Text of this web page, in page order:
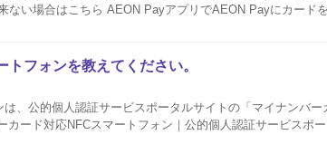
AEON Payにカードを登録出来
フォンを教えてください。
、公的個人認証サービスポータルサイトの「マイナンバー
ード対応NFCスマートフォン｜公的個人認証サービスポ